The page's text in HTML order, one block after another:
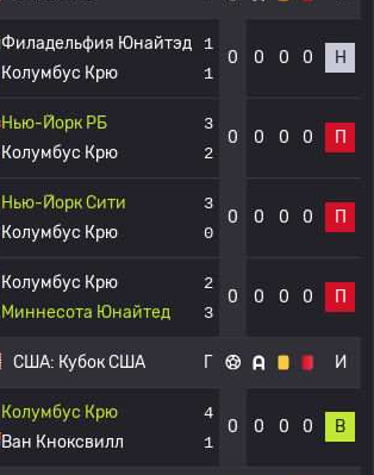
Филадельфия Юнайтэд
Колумбус Крю
1
1
0 0 0 0 Н
Нью-Йорк РБ
Колумбус Крю
3
2
0 0 0 0 П
Нью-Йорк Сити
Колумбус Крю
3
0
0 0 0 0 П
Колумбус Крю
Миннесота Юнайтед
2
3
0 0 0 0 П
США: Кубок США Г И
Колумбус Крю
Ван Кноксвилл
4
1
0 0 0 0 В